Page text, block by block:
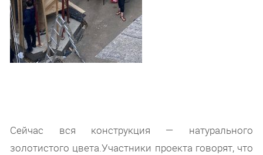
Сейчас вся конструкция — натурального
золотистого цвета.Участники проекта говорят, что